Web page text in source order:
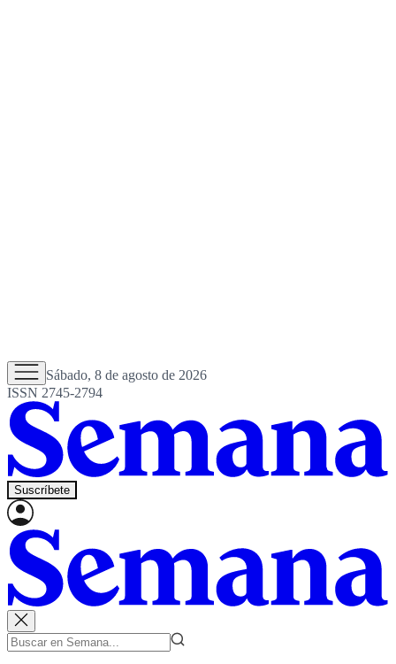
Sábado, 8 de agosto de 2026
ISSN 2745-2794
Suscríbete